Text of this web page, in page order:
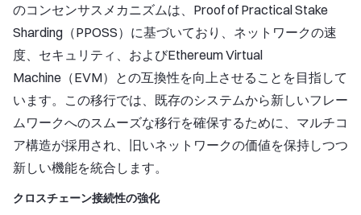
のコンセンサスメカニズムは、Proof of Practical Stake
Sharding（PPOSS）に基づいており、ネットワークの速
度、セキュリティ、およびEthereum Virtual
Machine（EVM）との互換性を向上させることを目指して
います。この移行では、既存のシステムから新しいフレー
ムワークへのスムーズな移行を確保するために、マルチコ
ア構造が採用され、旧いネットワークの価値を保持しつつ
新しい機能を統合します。
クロスチェーン接続性の強化